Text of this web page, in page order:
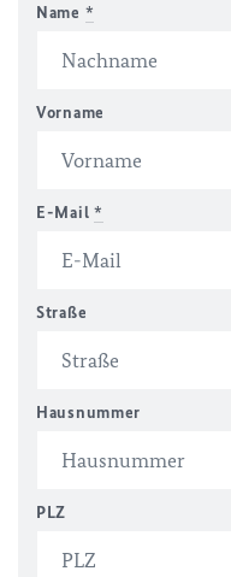
Name *
Vorname
E-Mail *
Straße
Hausnummer
PLZ